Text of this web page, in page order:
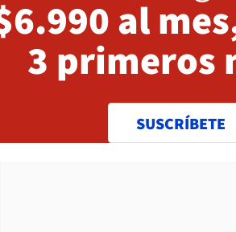
al
3 primeros
SUSCRÍBETE